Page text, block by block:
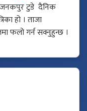
जनकपुर टुडे दैनिक
हो । ताजा
फलो गर्न सक्नुहुन्छ ।